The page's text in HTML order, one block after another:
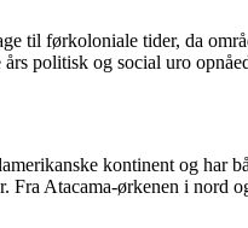
til førkoloniale tider, da
politisk og social uro
kontinent og har
Fra Atacama-ørkenen i nord